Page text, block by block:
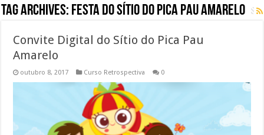
Tag Archives: festa do sítio do pica pau amarelo
Convite Digital do Sítio do Pica Pau
Amarelo
outubro 8, 2017 Curso Retrospectiva 0